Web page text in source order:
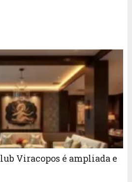
Viracopos é ampliada e